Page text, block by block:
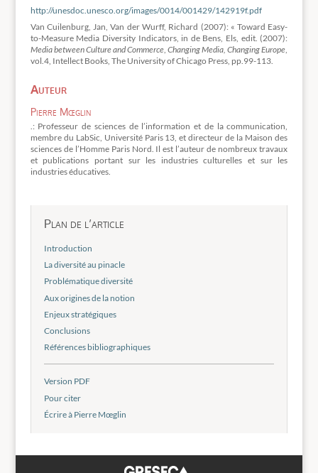
http://unesdoc.unesco.org/images/0014/001429/142919f.pdf
Van Cuilenburg, Jan, Van der Wurff, Richard (2007): « Toward Easy-
to-Measure Media Diversity Indicators, in de Bens, Els, edit. (2007):
Media between Culture and Commerce ,Changing Media, Changing Europe
vol.4, Intellect Books, The University of Chicago Press, pp.99-113.
Auteur
Pierre Mœglin
.: Professeur de sciences de l’information et de la communication,
membre du LabSic, Université Paris 13, et directeur de la Maison des
sciences de l’Homme Paris Nord. Il est l’auteur de nombreux travaux
et publications portant sur les industries culturelles et sur les
industries éducatives.
Plan de l’article
Introduction
La diversité au pinacle
Problématique diversité
Aux origines de la notion
Enjeux stratégiques
Conclusions
Références bibliographiques
Version PDF
Pour citer
Écrire à Pierre Mœglin